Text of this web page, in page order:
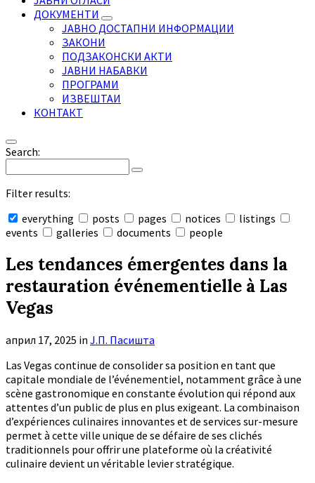
ДОКУМЕНТИ
ЈАВНО ДОСТАПНИ ИНФОРМАЦИИ
ЗАКОНИ
ПОДЗАКОНСКИ АКТИ
ЈАВНИ НАБАВКИ
ПРОГРАМИ
ИЗВЕШТАИ
КОНТАКТ
Search:
Filter results:
everything
posts pages notices
listings
events
galleries documents people
search
Les tendances émergentes dans la
restauration événementielle à Las
Vegas
април 17, 2025 in Ј.П. Пасишта
Las Vegas continue de consolider sa position en tant que
capitale mondiale de l’événementiel, notamment grâce à une
scène gastronomique en constante évolution qui répond aux
attentes d’un public de plus en plus exigeant. La combinaison
d’expériences culinaires innovantes et de services sur-mesure
permet à cette ville unique de se défaire de ses clichés
traditionnels pour offrir une plateforme où la créativité
culinaire devient un véritable levier stratégique.